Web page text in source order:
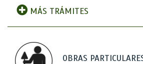
MÁS TRÁMITES
OBRAS